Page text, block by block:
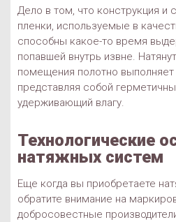
Дело в том, что конструкция и
пленки, используемые в
способны какое-то время
попавшей внутрь извне.
помещения полотно
представляя собой
удерживающий влагу.
Технологические
натяжных систем
Еще когда вы приобретаете
обратите внимание на
добросовестные